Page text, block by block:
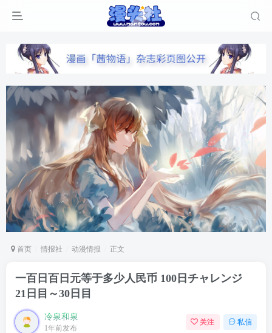
首页 情报社 动漫情报 正文
一百日百日元等于多少人民币 100日チャレンジ
21日目～30日目
冷泉和泉
1年前发布
关注 私信